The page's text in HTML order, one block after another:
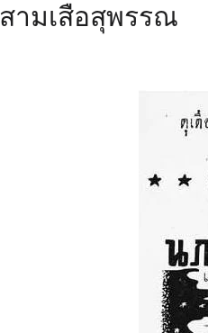
สามเสือสุพรรณ